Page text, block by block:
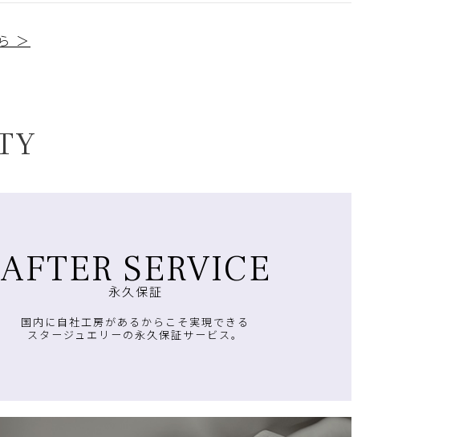
＞
AFTER SERVICE
永久保証
国内に自社工房があるからこそ実現できる
スタージュエリーの永久保証サービス。